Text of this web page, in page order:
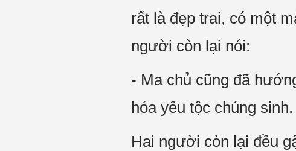
rất là đẹp trai, có một
người còn lại nói:
- Ma chủ cũng đã
hóa yêu tộc chúng sinh.
Hai người còn lại đều